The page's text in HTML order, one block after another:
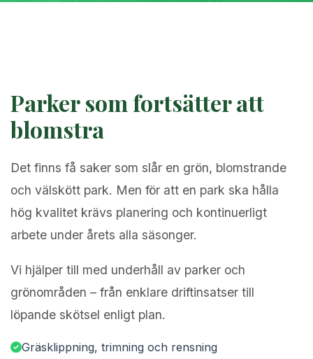
Parker som fortsätter att
blomstra
Det finns få saker som slår en grön, blomstrande
och välskött park. Men för att en park ska hålla
hög kvalitet krävs planering och kontinuerligt
arbete under årets alla säsonger.
Vi hjälper till med underhåll av parker och
grönområden – från enklare driftinsatser till
löpande skötsel enligt plan.
Gräsklippning, trimning och rensning